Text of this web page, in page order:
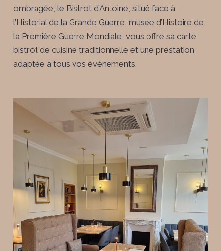
ombragée, le Bistrot d’Antoine, situé face à
l’Historial de la Grande Guerre, musée d’Histoire de
la Première Guerre Mondiale, vous offre sa carte
bistrot de cuisine traditionnelle et une prestation
adaptée à tous vos évènements.